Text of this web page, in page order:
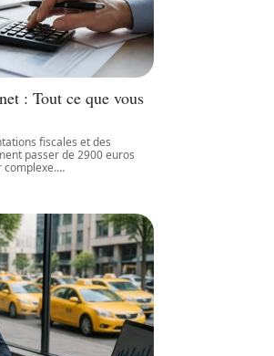
: Tout ce que vous
fiscales et des
passer de 2900 euros
complexe.…